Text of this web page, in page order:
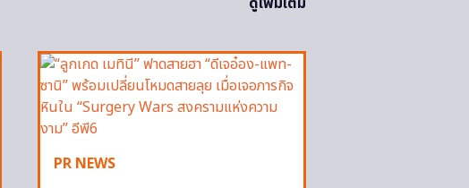
PR NEWS